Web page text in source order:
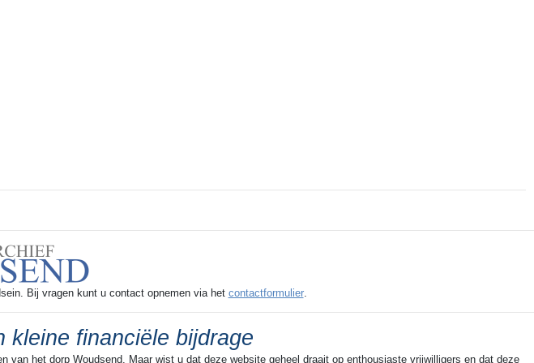
Bij vragen kunt u contact opnemen via het contactformulier.
kleine financiële bijdrage
het dorp Woudsend. Maar wist u dat deze website geheel draait op enthousiaste vrijwilligers en dat deze